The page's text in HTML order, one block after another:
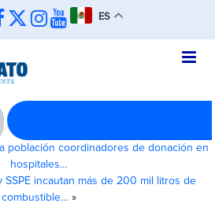
ES
población coordinadores de donación en
hospitales…
SSPE incautan más de 200 mil litros de
combustible… »